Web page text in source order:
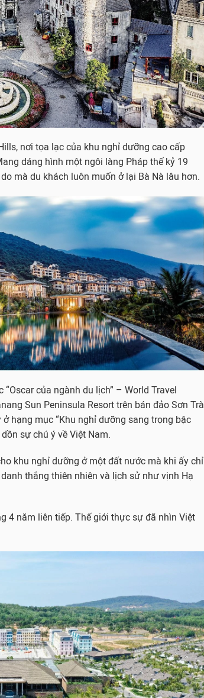
nơi tọa lạc của khu nghỉ dưỡng cao cấp
dáng hình một ngôi làng Pháp thế kỷ 19
mà du khách luôn muốn ở lại Bà Nà lâu hơn.
của ngành du lịch” – World Travel
Sun Peninsula Resort trên bán đảo Sơn Trà
hạng mục “Khu nghỉ dưỡng sang trọng bậc
sự chú ý về Việt Nam.
khu nghỉ dưỡng ở một đất nước mà khi ấy chỉ
thắng thiên nhiên và lịch sử như vịnh Hạ
4 năm liên tiếp. Thế giới thực sự đã nhìn Việt